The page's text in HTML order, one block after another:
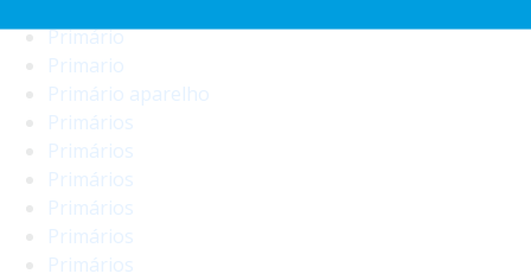
Primário
Primario
Primário aparelho
Primários
Primários
Primários
Primários
Primários
Primários